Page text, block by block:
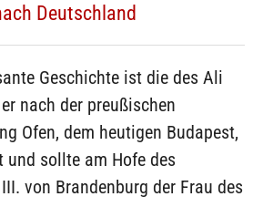
Deutschland
Geschichte ist die des Ali
nach der preußischen
Ofen, dem heutigen Budapest,
und sollte am Hofe des
von Brandenburg der Frau des